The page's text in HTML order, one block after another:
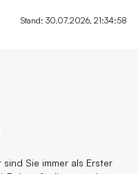
Stand: 30.07.2026, 21:34:58
Sie immer als Erster